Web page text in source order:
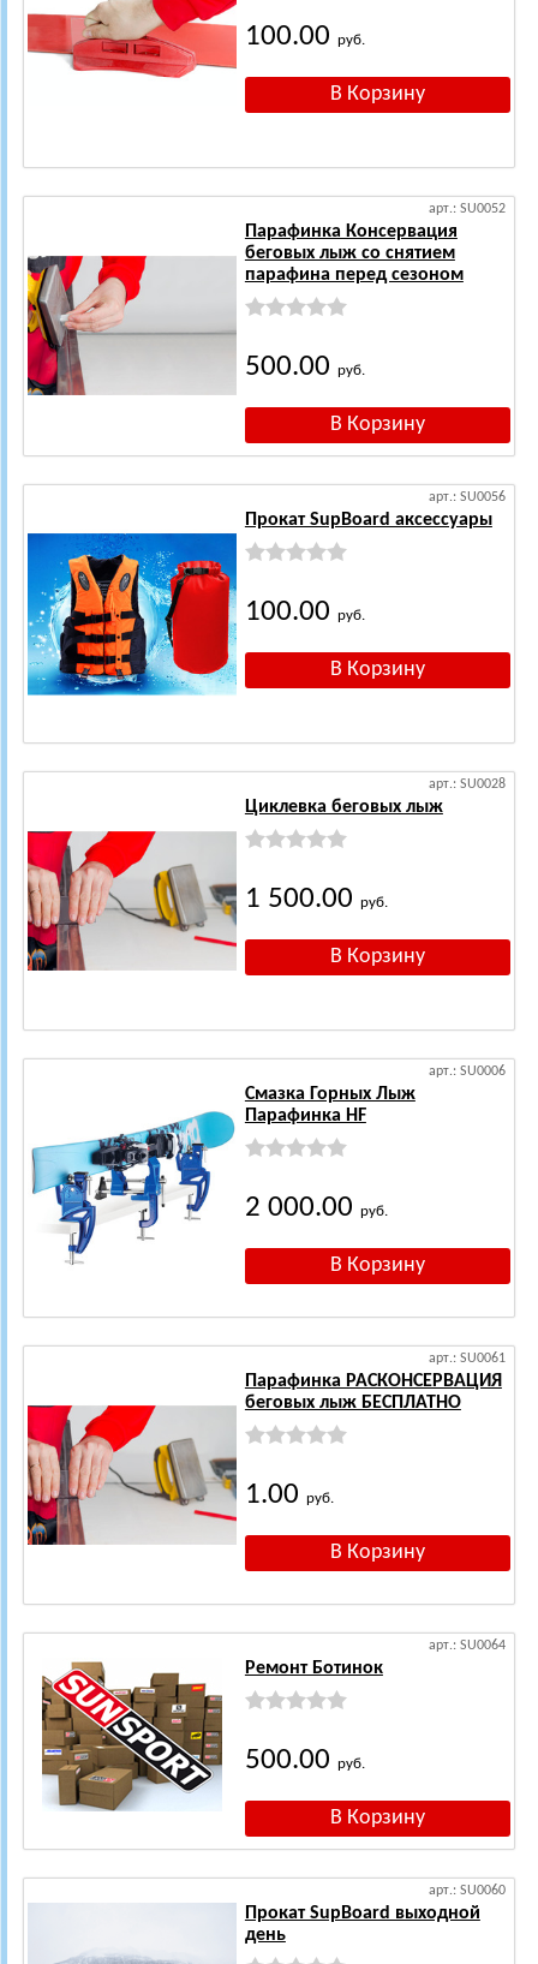
100.00 руб.
арт.: SU0052
Парафинка Консервация
беговых лыж со снятием
парафина перед сезоном
500.00 руб.
арт.: SU0056
Прокат SupBoard аксессуары
100.00 руб.
арт.: SU0028
Циклевка беговых лыж
1 500.00 руб.
арт.: SU0006
Смазка Горных Лыж
Парафинка HF
2 000.00 руб.
арт.: SU0061
Парафинка РАСКОНСЕРВАЦИЯ
беговых лыж БЕСПЛАТНО
1.00 руб.
арт.: SU0064
Ремонт Ботинок
500.00 руб.
арт.: SU0060
Прокат SupBoard выходной
день